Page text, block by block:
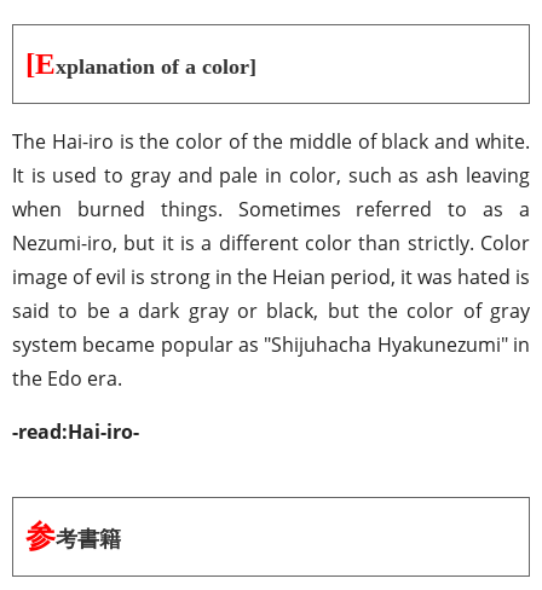
[Explanation of a color]
The Hai-iro is the color of the middle of black and white.
It is used to gray and pale in color, such as ash leaving
when burned things. Sometimes referred to as a
Nezumi-iro, but it is a different color than strictly. Color
image of evil is strong in the Heian period, it was hated is
said to be a dark gray or black, but the color of gray
system became popular as "Shijuhacha Hyakunezumi" in
the Edo era.
-read:Hai-iro-
参考書籍